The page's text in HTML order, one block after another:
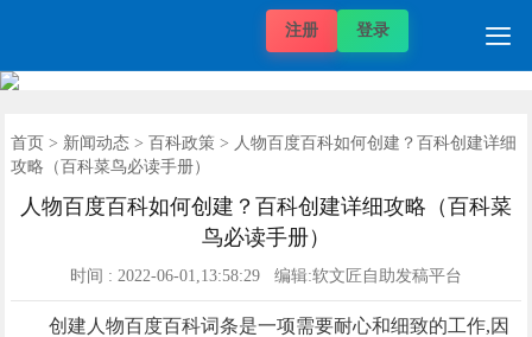

注册 登录
首页 > 新闻动态> 百科政策> 人物百度百科如何创建？百科创建详细
攻略（百科菜鸟必读手册）
人物百度百科如何创建？百科创建详细攻略（百科菜
鸟必读手册）
时间 : 2022-06-01,13:58:29 编辑:软文匠自助发稿平台
创建人物百度百科词条是一项需要耐心和细致的工作,因